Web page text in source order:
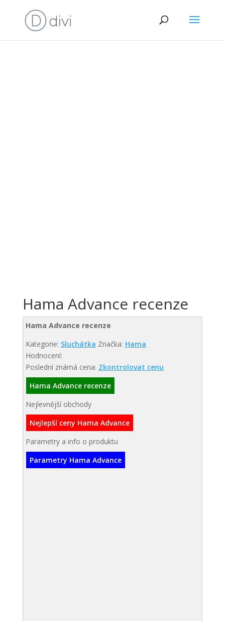
Hama Advance recenze
Hama Advance recenze
Kategorie: Sluchátka Značka: Hama
Hodnocení:
Poslední známá cena: Zkontrolovat cenu
Hama Advance recenze
Nejlevnější obchody
Nejlepší ceny Hama Advance
Parametry a info o produktu
Parametry Hama Advance